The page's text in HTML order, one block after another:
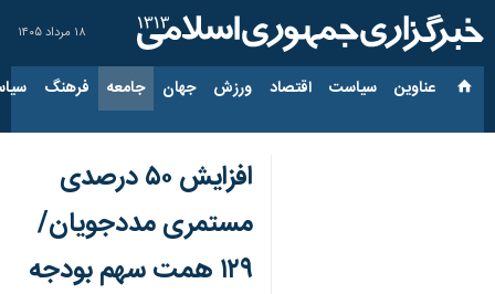
۱۸ مرداد ۱۴۰۵
عناوین‌ سیاست اقتصاد ورزش جهان جامعه فرهنگ
افزایش ۵۰ درصدی
مستمری مددجویان/
۱۲۹ همت سهم بودجه